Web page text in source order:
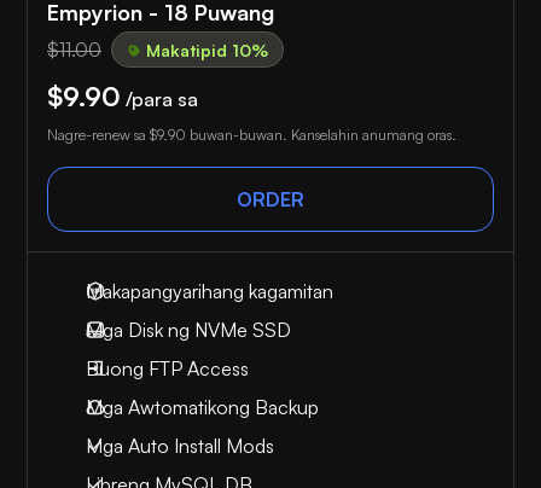
Empyrion - 18 Puwang
$11.00 Makatipid 10%
$9.90 /para sa
Nagre-renew sa $9.90 buwan-buwan. Kanselahin anumang oras.
ORDER
Makapangyarihang kagamitan
Mga Disk ng NVMe SSD
Buong FTP Access
Mga Awtomatikong Backup
Mga Auto Install Mods